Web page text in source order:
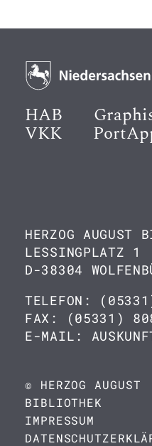
HAB
VKK
HERZOG AUGUST
LESSINGPLATZ 1
D-38304
TELEFON:
FAX: (05331)
E-MAIL:
© HERZOG AUGUST
BIBLIOTHEK
IMPRESSUM